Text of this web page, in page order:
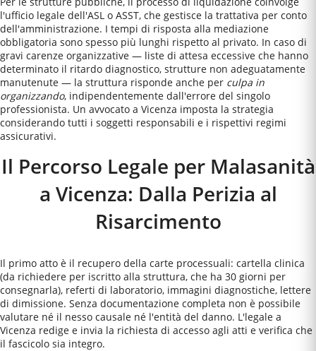
l'ufficio legale dell'ASL o ASST, che gestisce la trattativa per conto
dell'amministrazione. I tempi di risposta alla mediazione
obbligatoria sono spesso più lunghi rispetto al privato. In caso di
gravi carenze organizzative — liste di attesa eccessive che hanno
determinato il ritardo diagnostico, strutture non adeguatamente
manutenute — la struttura risponde anche per culpa in
organizzando, indipendentemente dall'errore del singolo
professionista. Un avvocato a Vicenza imposta la strategia
considerando tutti i soggetti responsabili e i rispettivi regimi
assicurativi.
Il Percorso Legale per Malasanità
a Vicenza: Dalla Perizia al
Risarcimento
Il primo atto è il recupero della carte processuali: cartella clinica
(da richiedere per iscritto alla struttura, che ha 30 giorni per
consegnarla), referti di laboratorio, immagini diagnostiche, lettere
di dimissione. Senza documentazione completa non è possibile
valutare né il nesso causale né l'entità del danno. L'legale a
Vicenza redige e invia la richiesta di accesso agli atti e verifica che
il fascicolo sia integro.